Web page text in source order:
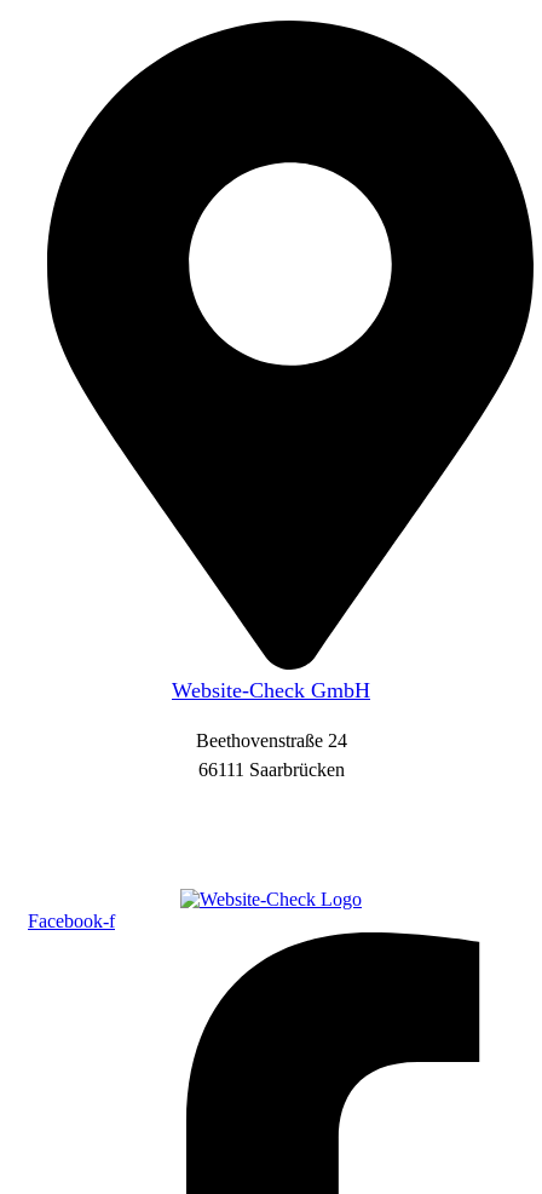
Website-Check GmbH
Beethovenstraße 24
66111 Saarbrücken
Facebook-f